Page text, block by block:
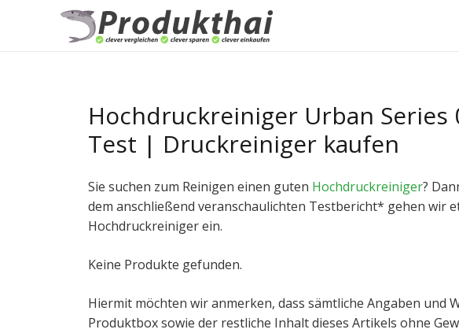
Hochdruckreiniger Urban Series
Test | Druckreiniger kaufen
Sie suchen zum Reinigen einen guten Hochdruckreiniger?
dem anschließend veranschaulichten Testbericht* gehen wir
Hochdruckreiniger ein.
Keine Produkte gefunden.
Hiermit möchten wir anmerken, dass sämtliche Angaben und
Produktbox sowie der restliche Inhalt dieses Artikels ohne